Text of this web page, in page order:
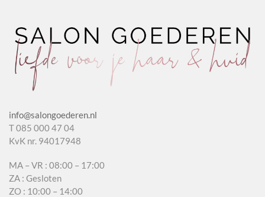
info@salongoederen.nl
T 085 000 47 04
KvK nr. 94017948
MA – VR : 08:00 – 17:00
ZA : Gesloten
ZO : 10:00 – 14:00